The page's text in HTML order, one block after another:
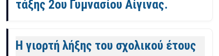
τάξης 2ου Γυμνασίου Αίγινας.
Η γιορτή λήξης του σχολικού έτους